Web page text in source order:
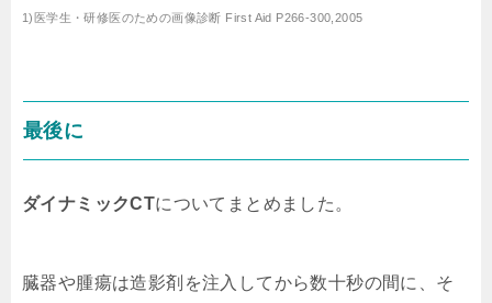
1)医学生・研修医のための画像診断 First Aid P266-300,2005
最後に
ダイナミックCTについてまとめました。
臓器や腫瘍は造影剤を注入してから数十秒の間に、そ